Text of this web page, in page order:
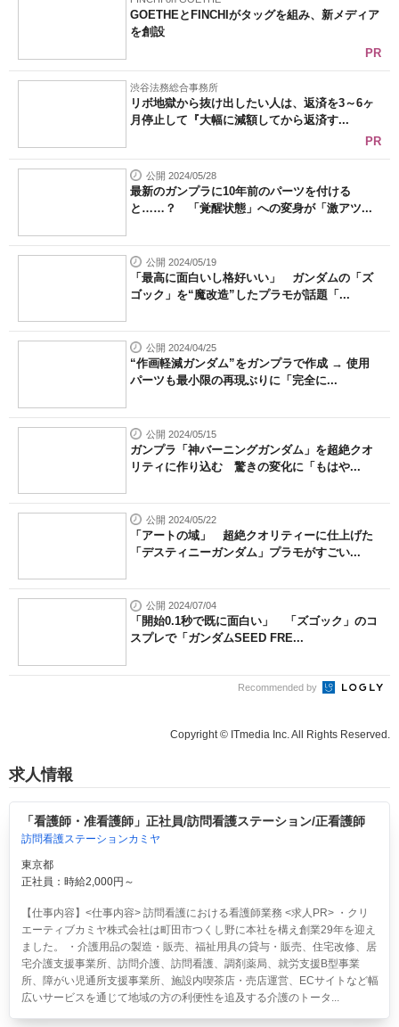
GOETHEとFINCHIがタッグを組み、新メディア
を創設
PR
渋谷法務総合事務所
リボ地獄から抜け出したい人は、返済を3～6ヶ
月停止して『大幅に減額してから返済す...
PR
公開 2024/05/28
最新のガンプラに10年前のパーツを付ける
と……？ 「覚醒状態」への変身が「激アツ...
公開 2024/05/19
「最高に面白いし格好いい」 ガンダムの「ズ
ゴック」を“魔改造”したプラモが話題「...
公開 2024/04/25
“作画軽減ガンダム”をガンプラで作成 → 使用
パーツも最小限の再現ぶりに「完全に...
公開 2024/05/15
ガンプラ「神バーニングガンダム」を超絶クオ
リティに作り込む 驚きの変化に「もはや...
公開 2024/05/22
「アートの域」 超絶クオリティーに仕上げた
「デスティニーガンダム」プラモがすごい...
公開 2024/07/04
「開始0.1秒で既に面白い」 「ズゴック」のコ
スプレで「ガンダムSEED FRE...
Recommended by
Copyright © ITmedia Inc. All Rights Reserved.
求人情報
「看護師・准看護師」正社員/訪問看護ステーション/正看護師
訪問看護ステーションカミヤ
東京都
正社員：時給2,000円～
【仕事内容】<仕事内容> 訪問看護における看護師業務 <求人PR> ・クリ
エーティブカミヤ株式会社は町田市つくし野に本社を構え創業29年を迎え
ました。 ・介護用品の製造・販売、福祉用具の貸与・販売、住宅改修、居
宅介護支援事業所、訪問介護、訪問看護、調剤薬局、就労支援B型事業
所、障がい児通所支援事業所、施設内喫茶店・売店運営、ECサイトなど幅
広いサービスを通じて地域の方の利便性を追及する介護のトータ...